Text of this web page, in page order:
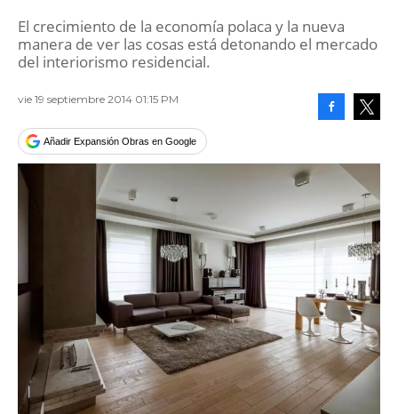
El crecimiento de la economía polaca y la nueva
manera de ver las cosas está detonando el mercado
del interiorismo residencial.
vie 19 septiembre 2014 01:15 PM
Añadir Expansión Obras en Google